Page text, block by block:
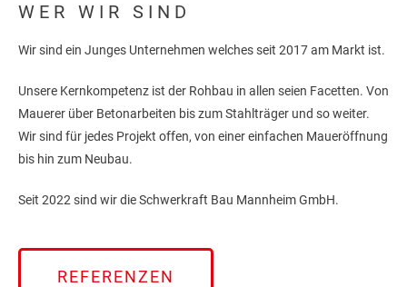
WER WIR SIND
Wir sind ein Junges Unternehmen welches seit 2017 am Markt ist.
Unsere Kernkompetenz ist der Rohbau in allen seien Facetten. Von
Mauerer über Betonarbeiten bis zum Stahlträger und so weiter.
Wir sind für jedes Projekt offen, von einer einfachen Maueröffnung
bis hin zum Neubau.
Seit 2022 sind wir die Schwerkraft Bau Mannheim GmbH.
REFERENZEN